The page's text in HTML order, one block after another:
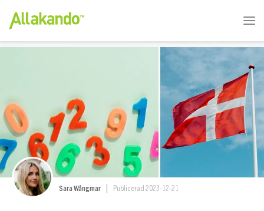
Sara Wångmar Publicerad 2023-12-21